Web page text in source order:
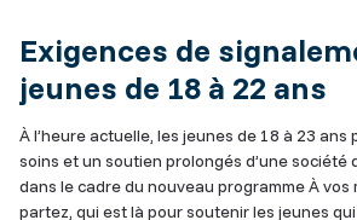
Exigences de
jeunes de 18 à 22 ans
À l’heure actuelle, les jeunes de 18 à 23
soins et un soutien prolongés d’une société
dans le cadre du nouveau programme À vos
partez, qui est là pour soutenir les jeunes